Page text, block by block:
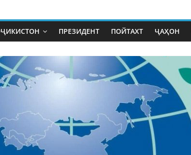
ПРЕЗИДЕНТ ПОЙТАХТ ҶАҲОН